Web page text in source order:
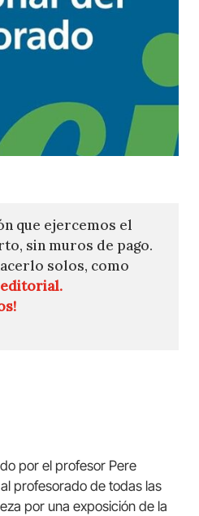
que ejercemos el
sin muros de pago.
solos, como
por el profesor Pere
profesorado de todas las
por una exposición de la